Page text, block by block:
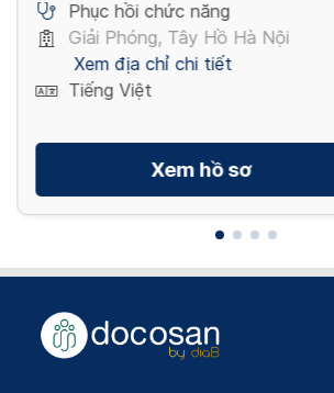
Phục hồi chức năng
Giải Phóng, Tây Hồ Hà Nội
Xem địa chỉ chi tiết
Tiếng Việt
Xem hồ sơ